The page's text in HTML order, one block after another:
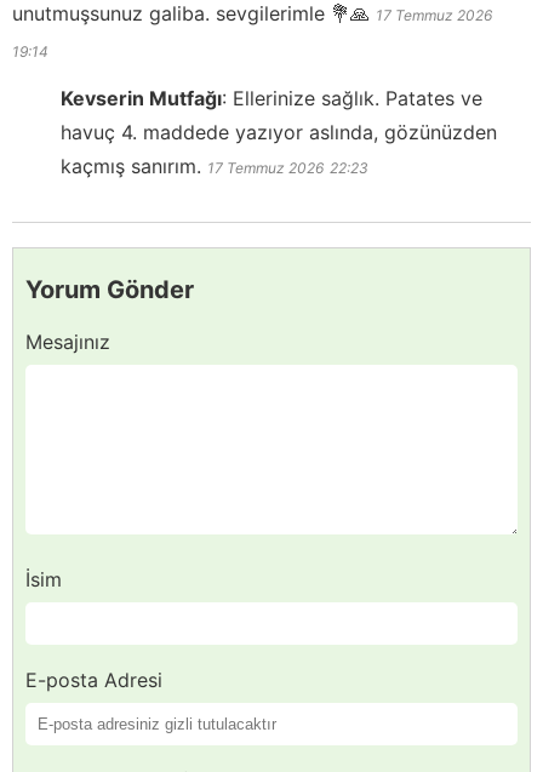
unutmuşsunuz galiba. sevgilerimle 💐🙏 17 Temmuz 2026
19:14
Kevserin Mutfağı: Ellerinize sağlık. Patates ve
havuç 4. maddede yazıyor aslında, gözünüzden
kaçmış sanırım. 17 Temmuz 2026 22:23
Yorum Gönder
Mesajınız
İsim
E-posta Adresi